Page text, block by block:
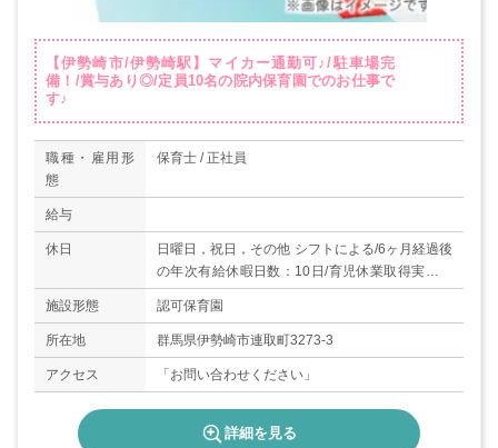
【伊勢崎市/伊勢崎駅】マイカー通勤可♪/駐車場完
備！/賞与あり◎/定員10名の院内保育園でのお仕事で
す♪
職種・雇用形
態
保育士 / 正社員
給与
休日
日曜日，祝日，その他 シフトによる/6ヶ月経過後
の年次有給休暇日数：10日/育児休業取得実績あ
り
施設形態 認可保育園
所在地 群馬県伊勢崎市連取町3273-3
アクセス 「お問い合わせください」
詳細を見る